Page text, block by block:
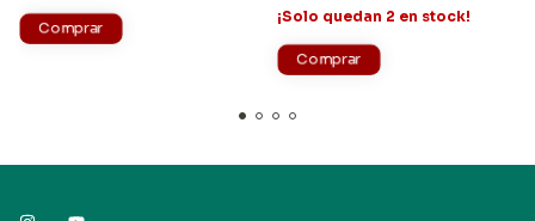
¡Solo quedan 2 en stock!